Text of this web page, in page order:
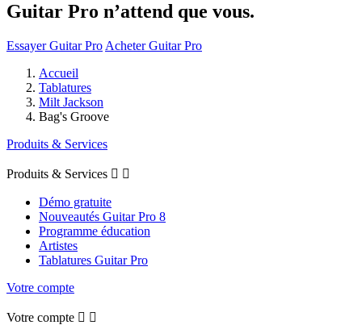
Guitar Pro n’attend que vous.
Essayer Guitar Pro Acheter Guitar Pro
Accueil
Tablatures
Milt Jackson
Bag's Groove
Produits & Services
Produits & Services  
Démo gratuite
Nouveautés Guitar Pro 8
Programme éducation
Artistes
Tablatures Guitar Pro
Votre compte
Votre compte  